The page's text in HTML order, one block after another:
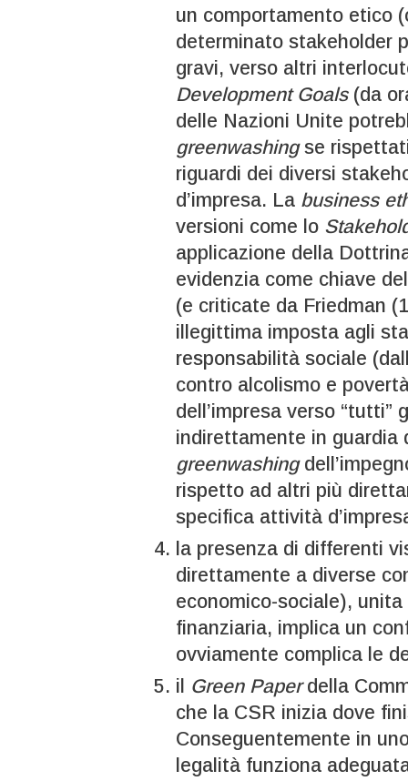
un comportamento etico
determinato stakeholder
gravi, verso altri
Development Goals(da
delle Nazioni Unite
greenwashingse
riguardi dei diversi
d’impresa. La business
versioni come lo
applicazione della
evidenzia come chiave
(e criticate da Friedman
illegittima imposta agli
responsabilità sociale
contro alcolismo e
dell’impresa verso “tutti”
indirettamente in guardia
greenwashing
rispetto ad altri più
specifica attività
la presenza di differenti
direttamente a diverse
economico-sociale),
finanziaria, implica un
ovviamente complica le
il Green Paperdella
che la CSR inizia dove
Conseguentemente in
legalità funziona